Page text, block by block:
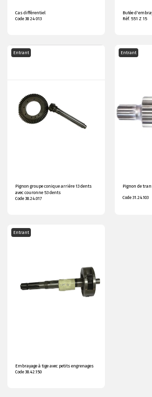
Cas différentiel
Code 38 24 013
Butée
Réf. 551 Z 15
Entrant
Pignon groupe conique arrière 13 dents
avec couronne 53 dents
Code 38.24.017
Entrant
Pignon de
Code 31.24.103
Entrant
Embrayage à tige avec petits engrenages
Code 38.42.150